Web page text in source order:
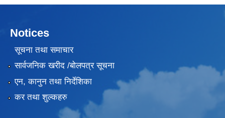
Notices
सूचना तथा समाचार
सार्वजनिक खरीद /बोलपत्र सूचना
एन, कानुन तथा निर्देशिका
कर तथा शुल्कहरु